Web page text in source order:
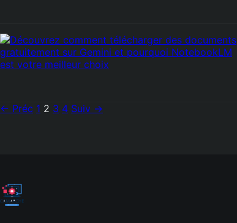
Pagination
← Préc 1 2 3 4 Suiv →